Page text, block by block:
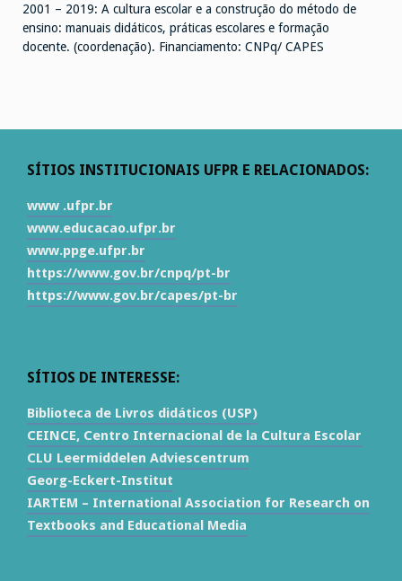
2001 – 2019: A cultura escolar e a construção do método de
ensino: manuais didáticos, práticas escolares e formação
docente. (coordenação). Financiamento: CNPq/ CAPES
SÍTIOS INSTITUCIONAIS UFPR E RELACIONADOS:
www .ufpr.br
www.educacao.ufpr.br
www.ppge.ufpr.br
https://www.gov.br/cnpq/pt-br
https://www.gov.br/capes/pt-br
SÍTIOS DE INTERESSE:
Biblioteca de Livros didáticos (USP)
CEINCE, Centro Internacional de la Cultura Escolar
CLU Leermiddelen Adviescentrum
Georg-Eckert-Institut
IARTEM – International Association for Research on
Textbooks and Educational Media